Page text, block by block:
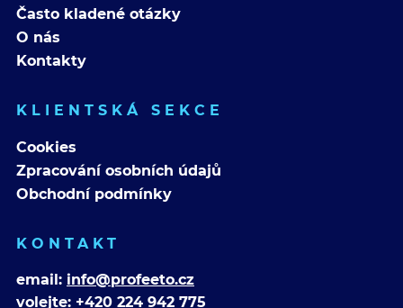
Často kladené otázky
O nás
Kontakty
KLIENTSKÁ SEKCE
Cookies
Zpracování osobních údajů
Obchodní podmínky
KONTAKT
email: info@profeeto.cz
volejte: +420 224 942 775